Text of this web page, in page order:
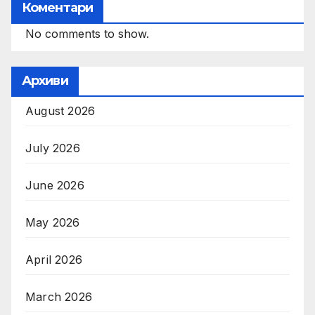
Коментари
No comments to show.
Архиви
August 2026
July 2026
June 2026
May 2026
April 2026
March 2026